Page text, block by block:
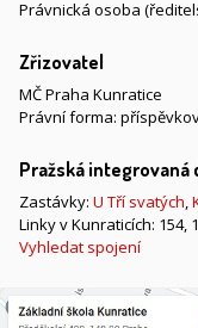
Právnická osoba
Zřizovatel
MČ Praha Kunratice
Právní forma:
Pražská integrovaná
Zastávky: U Tří svatých,
Linky v Kunraticích: 154,
Vyhledat spojení